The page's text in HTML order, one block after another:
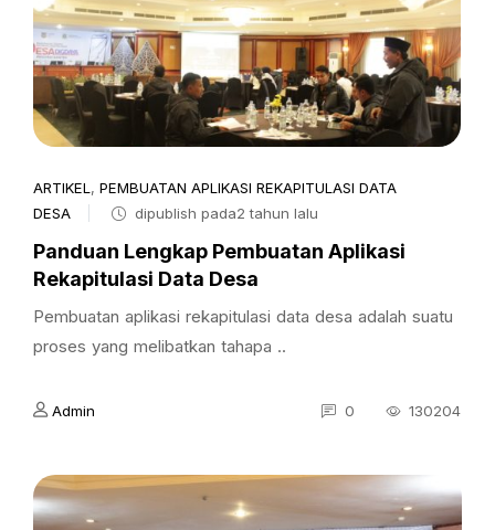
ARTIKEL , PEMBUATAN APLIKASI REKAPITULASI DATA
DESA
dipublish pada2 tahun lalu
Panduan Lengkap Pembuatan Aplikasi
Rekapitulasi Data Desa
Pembuatan aplikasi rekapitulasi data desa adalah suatu
proses yang melibatkan tahapa ..
Admin 0 130204